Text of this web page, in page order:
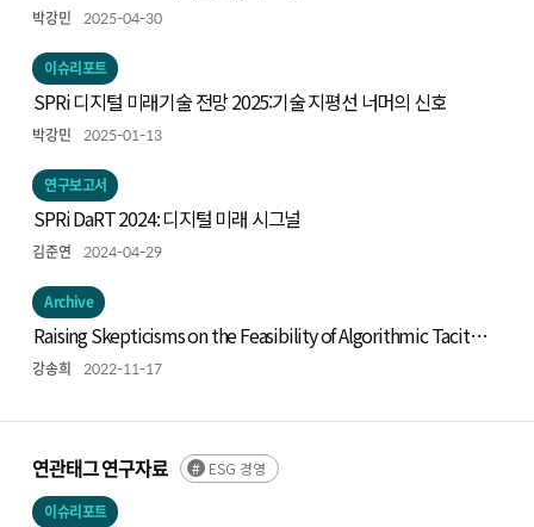
박강민 2025-04-30
이슈리포트
SPRi 디지털 미래기술 전망 2025:기술 지평선 너머의 신호
박강민 2025-01-13
연구보고서
SPRi DaRT 2024: 디지털 미래 시그널
김준연 2024-04-29
Archive
Raising Skepticisms on the Feasibility of Algorithmic Tacit
Collusion
강송희 2022-11-17
연관태그 연구자료 ESG 경영
이슈리포트